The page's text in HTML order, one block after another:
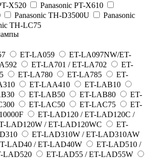
X520
Panasonic PT-X610
Panasonic TH-D3500U
Panasonic
TH-LC75
ET-LA059
ET-LA097NW/ET-
ET-LA701 / ET-LA702
ET-
ET-LA780 ET-LA785
ET-
ET-LAA410
ET-LAB10
ET-LAB50 ET-LAB80
ET-
ET-LAC50 ET-LAC75
ET-
ET-LAD120 / ET-LAD120C /
LAD120W / ET-LAD120WC
ET-
ET-LAD310W / ET-LAD310AW
LAD40 / ET-LAD40W
ET-LAD510 /
LAD520 ET-LAD55 / ET-LAD55W